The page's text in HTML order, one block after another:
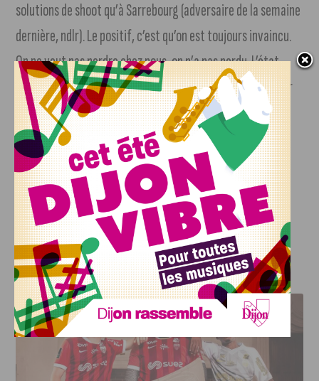
solutions de shoot qu’à Sarrebourg (adversaire de la semaine
dernière, ndlr). Le positif, c’est qu’on est toujours invaincu.
On ne veut pas perdre chez nous, on n’a pas perdu. L’état
d’esprit est toujours bon et les joueurs se sont battus. Pour
le résultat, c’est frustrant, mais aucune des deux équipes
n’a su faire un gros écart pour tuer le match », a déclaré le
coach de Dijon Mehdi Ighirri.
Prochain match à l’extérieur face à Nancy, 8e du
championnat, le vendredi 4 octobre à 20 h.
J'AIME LE DFCO